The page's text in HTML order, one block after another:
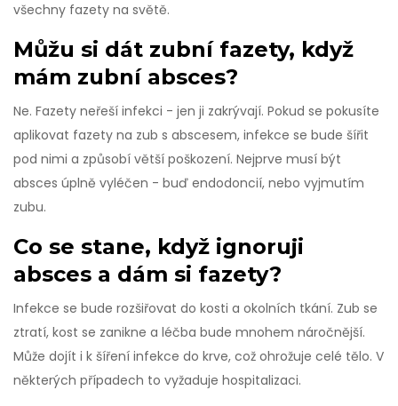
všechny fazety na světě.
Můžu si dát zubní fazety, když
mám zubní absces?
Ne. Fazety neřeší infekci - jen ji zakrývají. Pokud se pokusíte
aplikovat fazety na zub s abscesem, infekce se bude šířit
pod nimi a způsobí větší poškození. Nejprve musí být
absces úplně vyléčen - buď endodoncií, nebo vyjmutím
zubu.
Co se stane, když ignoruji
absces a dám si fazety?
Infekce se bude rozšiřovat do kosti a okolních tkání. Zub se
ztratí, kost se zanikne a léčba bude mnohem náročnější.
Může dojít i k šíření infekce do krve, což ohrožuje celé tělo. V
některých případech to vyžaduje hospitalizaci.